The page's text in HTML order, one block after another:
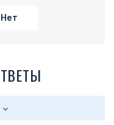
Нет